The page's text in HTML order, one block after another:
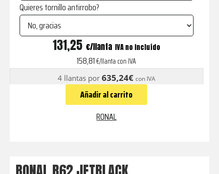
Quieres tornillo antirrobo?
cantidad
131,25 € IVA no incluído
158,81€/llanta con IVA
4 llantas por 635,24€ con IVA
Añadir al carrito
RONAL